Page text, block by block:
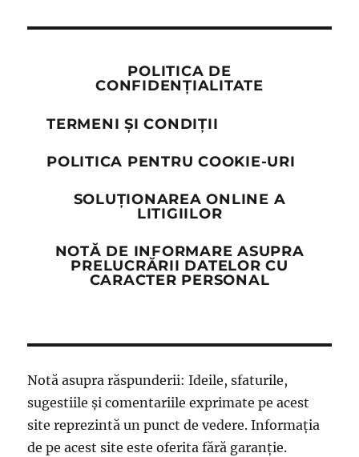
POLITICA DE
CONFIDENȚIALITATE
TERMENI ȘI CONDIȚII
POLITICA PENTRU COOKIE-URI
SOLUȚIONAREA ONLINE A
LITIGIILOR
NOTĂ DE INFORMARE ASUPRA
PRELUCRĂRII DATELOR CU
CARACTER PERSONAL
Notă asupra răspunderii: Ideile, sfaturile,
sugestiile și comentariile exprimate pe acest
site reprezintă un punct de vedere. Informația
de pe acest site este oferita fără garanție.